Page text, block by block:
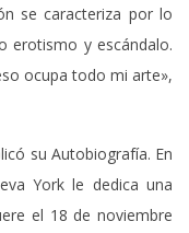
se caracteriza por lo
erotismo y escándalo.
ocupa todo mi arte»,
su Autobiografía. En
York le dedica una
el 18 de noviembre